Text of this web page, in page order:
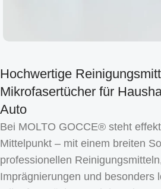
Hochwertige
Mikrofasertücher für
Auto
Bei MOLTO GOCCE® steht
Mittelpunkt – mit einem breiten
professionellen
Imprägnierungen und besonders